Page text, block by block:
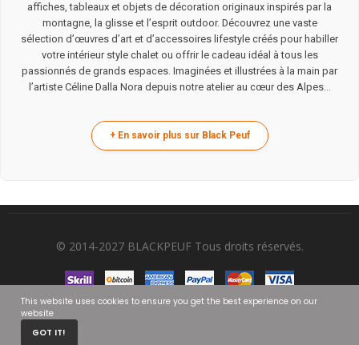
affiches, tableaux et objets de décoration originaux inspirés par la
montagne, la glisse et l’esprit outdoor. Découvrez une vaste
sélection d’œuvres d’art et d’accessoires lifestyle créés pour habiller
votre intérieur style chalet ou offrir le cadeau idéal à tous les
passionnés de grands espaces. Imaginées et illustrées à la main par
l’artiste Céline Dalla Nora depuis notre atelier au cœur des Alpes...
© 2014-2027 BLACKPEUF Tous droits réservés.
This website uses cookies to ensure you get the best experience on our
website
GOT IT!